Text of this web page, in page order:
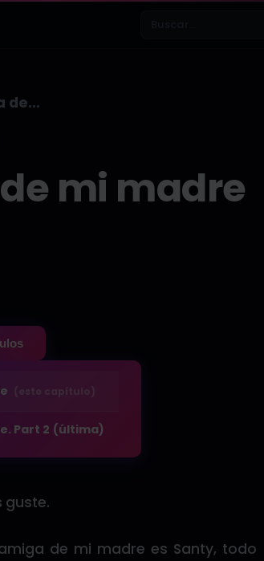
de…
mi madre
(este capítulo)
Part 2 (última)
guste.
de mi madre es Santy, todo